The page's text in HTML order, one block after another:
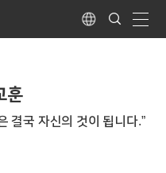
Language
Search
Submit
훈
결국 자신의 것이 됩니다.”